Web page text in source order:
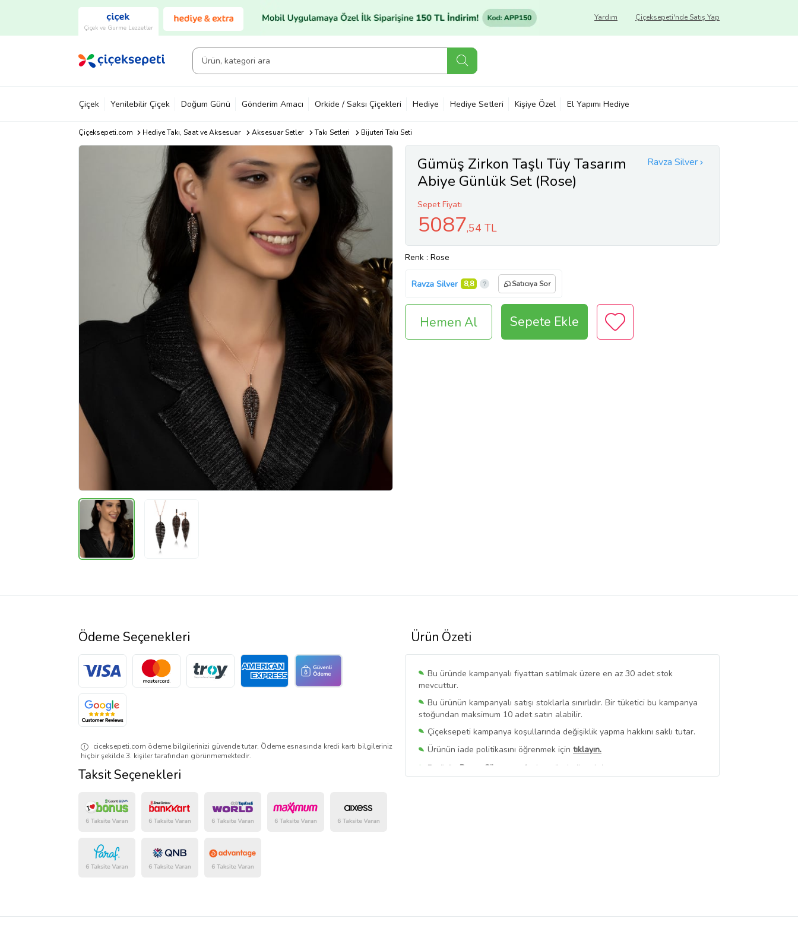
Çiçek ve Gurme Lezzetler
Çiçeksepeti'nde Satış Yap
Yardım
Çiçek Yenilebilir Çiçek Doğum Günü Gönderim Amacı Orkide / Saksı Çiçekleri Hediye Hediye Setleri Kişiye Özel El Yapımı Hediye
Çiçeksepeti.com Hediye Takı, Saat ve Aksesuar Aksesuar Setler Takı Setleri Bijuteri Takı Seti
Ravza Silver
Gümüş Zirkon Taşlı Tüy Tasarım
Abiye Günlük Set (Rose)
Sepet Fiyatı
5087,54 TL
Renk : Rose
Ravza Silver 8,8 Satıcıya Sor
Hemen Al Sepete Ekle
Ürün Özeti
Bu üründe kampanyalı fiyattan satılmak üzere en az 30 adet stok
mevcuttur.
Bu ürünün kampanyalı satışı stoklarla sınırlıdır. Bir tüketici bu kampanya
stoğundan maksimum 10 adet satın alabilir.
Çiçeksepeti kampanya koşullarında değişiklik yapma hakkını saklı tutar.
Ürünün iade politikasını öğrenmek için tıklayın.
Bu ürün Ravza Silver
tarafından gönderilecektir.
Ödeme Seçenekleri
ciceksepeti.com ödeme bilgilerinizi güvende tutar. Ödeme esnasında kredi kartı bilgileriniz
hiçbir şekilde 3. kişiler tarafından görünmemektedir.
Taksit Seçenekleri